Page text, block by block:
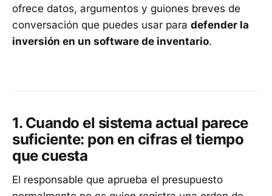
ofrece datos, argumentos y guiones breves de
conversación que puedes usar para defender la
inversión en un software de inventario.
1. Cuando el sistema actual parece
suficiente: pon en cifras el tiempo
que cuesta
El responsable que aprueba el presupuesto